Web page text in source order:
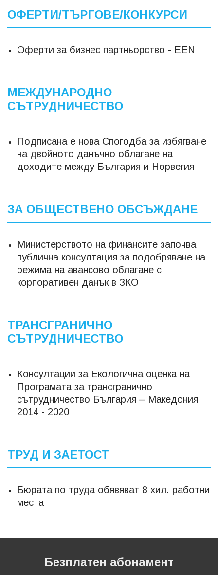
ОФЕРТИ/ТЪРГОВЕ/КОНКУРСИ
Оферти за бизнес партньорство - EEN
МЕЖДУНАРОДНО
СЪТРУДНИЧЕСТВО
Подписана е нова Спогодба за избягване
на двойното данъчно облагане на
доходите между България и Норвегия
ЗА ОБЩЕСТВЕНО ОБСЪЖДАНЕ
Министерството на финансите започва
публична консултация за подобряване на
режима на авансово облагане с
корпоративен данък в ЗКО
ТРАНСГРАНИЧНО
СЪТРУДНИЧЕСТВО
Консултации за Екологична оценка на
Програмата за трансгранично
сътрудничество България – Македония
2014 - 2020
ТРУД И ЗАЕТОСТ
Бюрата по труда обявяват 8 хил. работни
места
Безплатен абонамент